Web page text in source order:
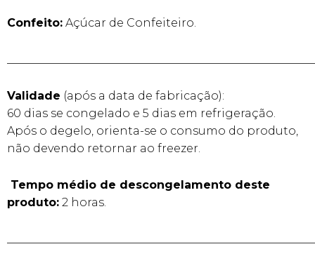
Confeito: Açúcar de Confeiteiro.
Validade (após a data de fabricação):
60 dias se congelado e 5 dias em refrigeração.
Após o degelo, orienta-se o consumo do produto,
não devendo retornar ao freezer.
Tempo médio de descongelamento deste
produto: 2 horas.